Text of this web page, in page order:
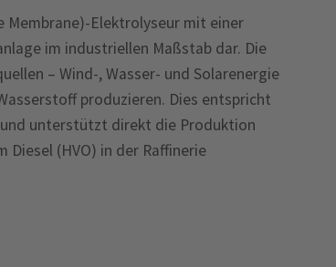
Membrane)-Elektrolyseur mit einer
im industriellen Maßstab dar. Die
– Wind-, Wasser- und Solarenergie
produzieren. Dies entspricht
und unterstützt direkt die Produktion
(HVO) in der Raffinerie